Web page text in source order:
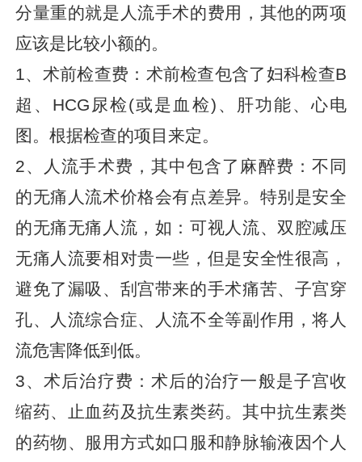
分量重的就是人流手术的费用，其他的两项
应该是比较小额的。
1、术前检查费：术前检查包含了妇科检查B
超、HCG尿检(或是血检)、肝功能、心电
图。根据检查的项目来定。
2、人流手术费，其中包含了麻醉费：不同
的无痛人流术价格会有点差异。特别是安全
的无痛无痛人流，如：可视人流、双腔减压
无痛人流要相对贵一些，但是安全性很高，
避免了漏吸、刮宫带来的手术痛苦、子宫穿
孔、人流综合症、人流不全等副作用，将人
流危害降低到低。
3、术后治疗费：术后的治疗一般是子宫收
缩药、止血药及抗生素类药。其中抗生素类
的药物、服用方式如口服和静脉输液因个人